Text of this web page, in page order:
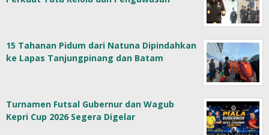
15 Tahanan Pidum dari Natuna Dipindahkan
ke Lapas Tanjungpinang dan Batam
Turnamen Futsal Gubernur dan Wagub
Kepri Cup 2026 Segera Digelar